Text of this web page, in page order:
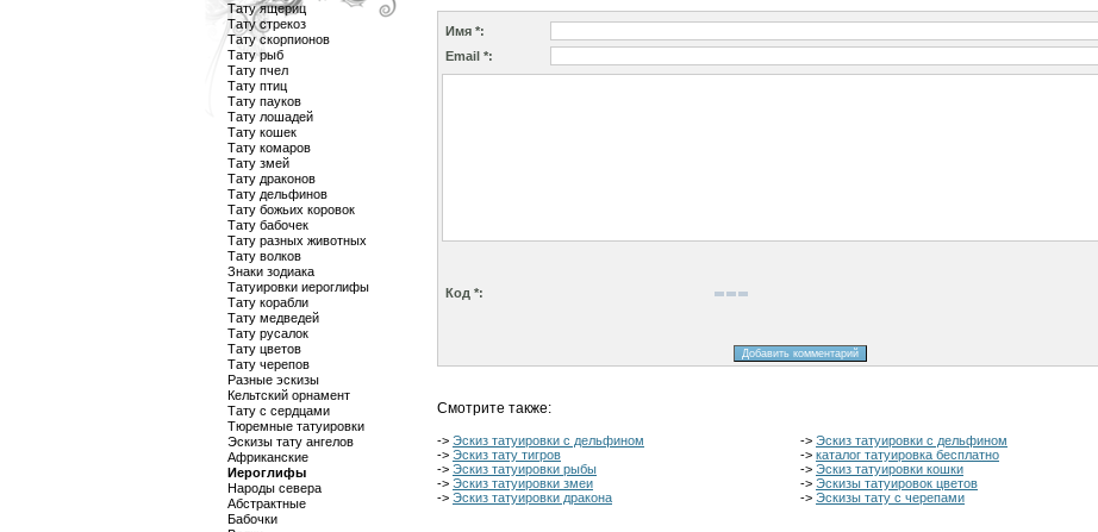
Тату ящериц
Тату стрекоз
Тату скорпионов
Тату рыб
Тату пчел
Тату птиц
Тату пауков
Тату лошадей
Тату кошек
Тату комаров
Тату змей
Тату драконов
Тату дельфинов
Тату божьих коровок
Тату бабочек
Тату разных животных
Тату волков
Знаки зодиака
Татуировки иероглифы
Тату корабли
Тату медведей
Тату русалок
Тату цветов
Тату черепов
Разные эскизы
Кельтский орнамент
Тату с сердцами
Тюремные татуировки
Эскизы тату ангелов
Африканские
Иероглифы
Народы севера
Абстрактные
Бабочки
Имя *:
Email *:
Код *:
Смотрите также:
-> Эскиз татуировки с дельфином -> Эскиз татуировки с дельфином
-> Эскиз тату тигров -> каталог татуировка бесплатно
-> Эскиз татуировки рыбы -> Эскиз татуировки кошки
-> Эскиз татуировки змеи -> Эскизы татуировок цветов
-> Эскиз татуировки дракона -> Эскизы тату с черепами